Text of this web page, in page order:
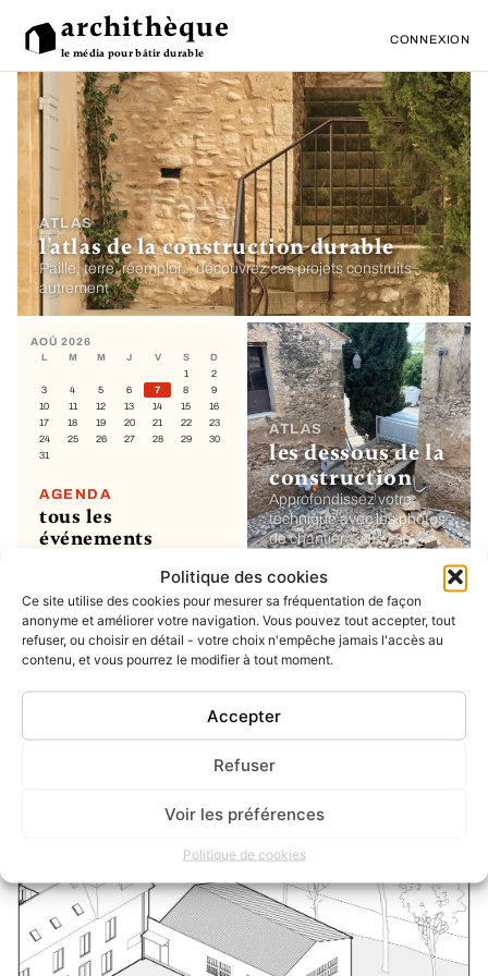
Politique des cookies
Ce site utilise des cookies pour mesurer sa fréquentation de façon
anonyme et améliorer votre navigation. Vous pouvez tout accepter, tout
refuser, ou choisir en détail - votre choix n'empêche jamais l'accès au
contenu, et vous pourrez le modifier à tout moment.
Accepter
Refuser
Voir les préférences
Politique de cookies
archithèque
le média pour bâtir durable
CONNEXION
ATLAS
l'atlas de la construction durable
Paille, terre, réemploi… découvrez ces projets construits
autrement
ATLAS
les dessous de la
construction
Approfondissez votre
technique avec les photos
de chantier
AOÛ 2026
L M M J V S
D
1
2
3
4 5 6 7 8
9
10
11 12 13 14 15
16
17
18 19 20 21 22
23
24
25 26 27 28 29
30
31
AGENDA
tous les
événements
MON COMPTE
soumettre un
projet ou un
évènement